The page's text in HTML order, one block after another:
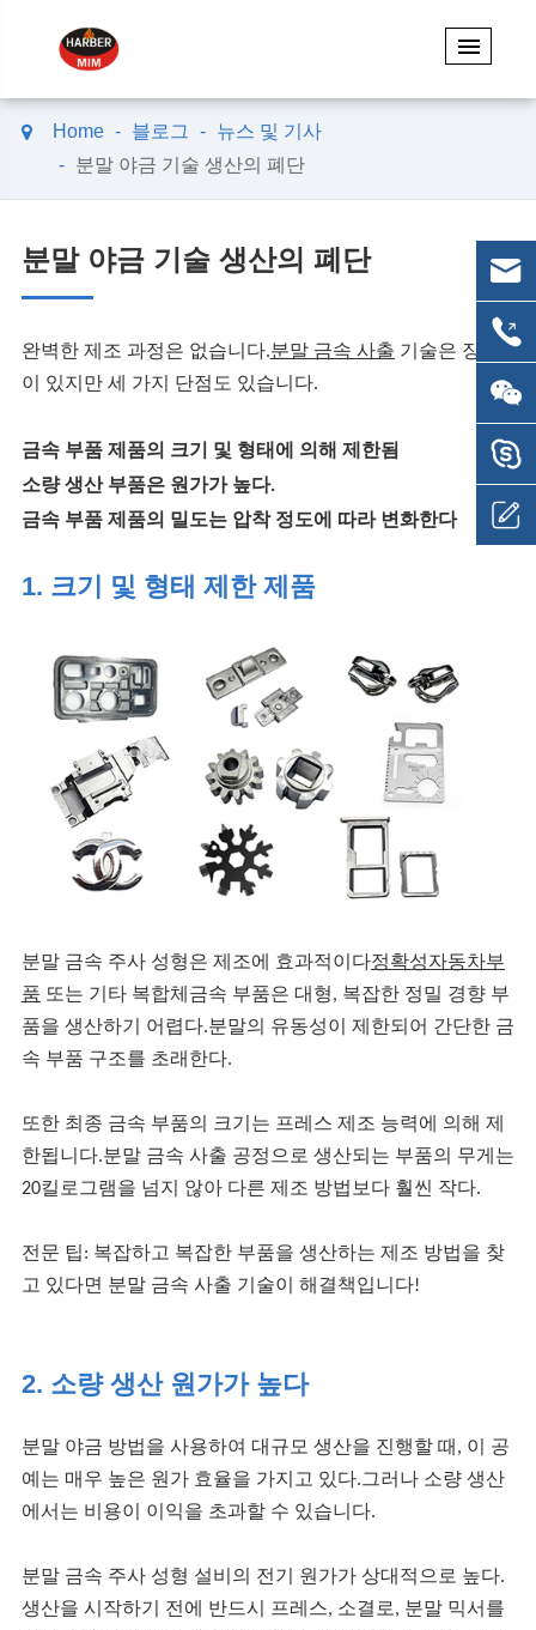
Home 블로그
뉴스 및 기사
분말 야금 기술 생산의 폐단
분말 야금 기술 생산의 폐단
완벽한 제조 과정은 없습니다.분말 금속 사출 기술은 장점
이 있지만 세 가지 단점도 있습니다.
금속 부품 제품의 크기 및 형태에 의해 제한됨
소량 생산 부품은 원가가 높다.
금속 부품 제품의 밀도는 압착 정도에 따라 변화한다
1. 크기 및 형태 제한 제품
분말 금속 주사 성형은 제조에 효과적이다정확성자동차부
품 또는 기타 복합체 금속 부품은 대형, 복잡한 정밀 경향 부
품을 생산하기 어렵다.분말의 유동성이 제한되어 간단한 금
속 부품 구조를 초래한다.
또한 최종 금속 부품의 크기는 프레스 제조 능력에 의해 제
한됩니다.분말 금속 사출 공정으로 생산되는 부품의 무게는
20킬로그램을 넘지 않아 다른 제조 방법보다 훨씬 작다.
전문 팁: 복잡하고 복잡한 부품을 생산하는 제조 방법을 찾
고 있다면 분말 금속 사출 기술이 해결책입니다!
2. 소량 생산 원가가 높다
분말 야금 방법을 사용하여 대규모 생산을 진행할 때, 이 공
예는 매우 높은 원가 효율을 가지고 있다.그러나 소량 생산
에서는 비용이 이익을 초과할 수 있습니다.
분말 금속 주사 성형 설비의 전기 원가가 상대적으로 높다.
생산을 시작하기 전에 반드시 프레스, 소결로, 분말 믹서를